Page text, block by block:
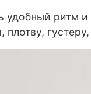
удобный ритм